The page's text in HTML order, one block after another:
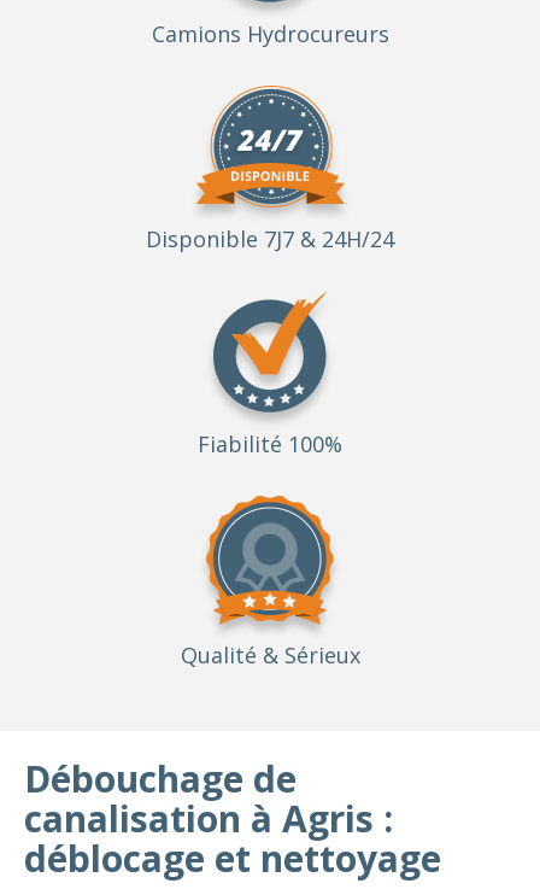
Camions Hydrocureurs
Disponible 7J7 & 24H/24
Fiabilité 100%
Qualité & Sérieux
Débouchage de
canalisation à Agris :
déblocage et nettoyage